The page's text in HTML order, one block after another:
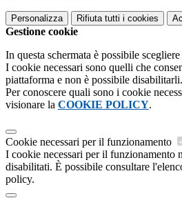
Personalizza Rifiuta tutti i cookies
Gestione cookie
In questa schermata è possibile
I cookie necessari sono quelli che
piattaforma e non è possibile disabilitarli.
Per conoscere quali sono i cookie
visionare la COOKIE POLICY.
Cookie necessari per il funzionamento
I cookie necessari per il funzionamento
disabilitati. È possibile consultare
policy.